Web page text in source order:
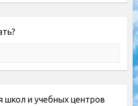
школ и учебных центров